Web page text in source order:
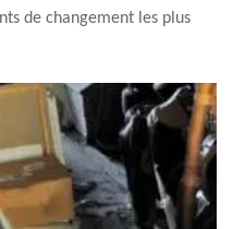
de changement les plus